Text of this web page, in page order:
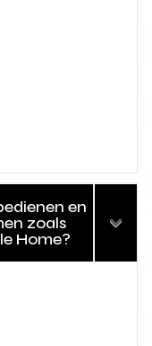
en
zoals
Home?